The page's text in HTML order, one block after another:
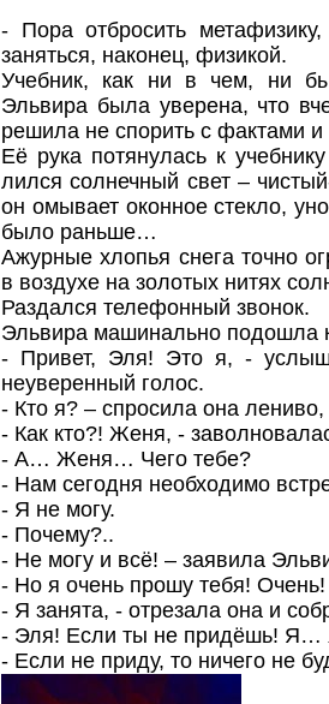
- Пора отбросить
заняться, наконец, физикой.
Учебник, как ни в чем, ни
Эльвира была уверена, что
решила не спорить с фактами и
Её рука потянулась к
лился солнечный свет –
он омывает оконное стекло,
было раньше…
Ажурные хлопья снега точно
в воздухе на золотых нитях
Раздался телефонный звонок.
Эльвира машинально подошла
- Привет, Эля! Это я, -
неуверенный голос.
- Кто я? – спросила она лениво,
- Как кто?! Женя, -
- А… Женя… Чего тебе?
- Нам сегодня необходимо
- Я не могу.
- Почему?..
- Не могу и всё! – заявила
- Но я очень прошу тебя!
- Я занята, - отрезала она и
- Эля! Если ты не придёшь! Я…
- Если не приду, то ничего не